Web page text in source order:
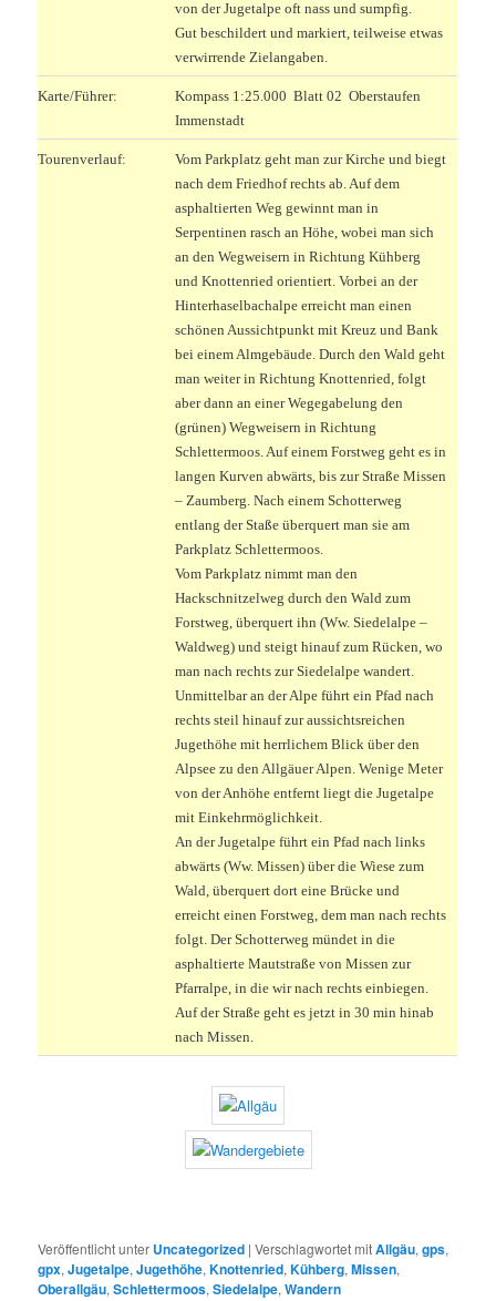
von der Jugetalpe oft nass und sumpfig.
Gut beschildert und markiert, teilweise etwas
verwirrende Zielangaben.
Karte/Führer:
Kompass 1:25.000 Blatt 02 Oberstaufen
Immenstadt
Tourenverlauf:
Vom Parkplatz geht man zur Kirche und biegt
nach dem Friedhof rechts ab. Auf dem
asphaltierten Weg gewinnt man in
Serpentinen rasch an Höhe, wobei man sich
an den Wegweisern in Richtung Kühberg
und Knottenried orientiert. Vorbei an der
Hinterhaselbachalpe erreicht man einen
schönen Aussichtpunkt mit Kreuz und Bank
bei einem Almgebäude. Durch den Wald geht
man weiter in Richtung Knottenried, folgt
aber dann an einer Wegegabelung den
(grünen) Wegweisern in Richtung
Schlettermoos. Auf einem Forstweg geht es in
langen Kurven abwärts, bis zur Straße Missen
– Zaumberg. Nach einem Schotterweg
entlang der Staße überquert man sie am
Parkplatz Schlettermoos.
Vom Parkplatz nimmt man den
Hackschnitzelweg durch den Wald zum
Forstweg, überquert ihn (Ww. Siedelalpe –
Waldweg) und steigt hinauf zum Rücken, wo
man nach rechts zur Siedelalpe wandert.
Unmittelbar an der Alpe führt ein Pfad nach
rechts steil hinauf zur aussichtsreichen
Jugethöhe mit herrlichem Blick über den
Alpsee zu den Allgäuer Alpen. Wenige Meter
von der Anhöhe entfernt liegt die Jugetalpe
mit Einkehrmöglichkeit.
An der Jugetalpe führt ein Pfad nach links
abwärts (Ww. Missen) über die Wiese zum
Wald, überquert dort eine Brücke und
erreicht einen Forstweg, dem man nach rechts
folgt. Der Schotterweg mündet in die
asphaltierte Mautstraße von Missen zur
Pfarralpe, in die wir nach rechts einbiegen.
Auf der Straße geht es jetzt in 30 min hinab
nach Missen.
Veröffentlicht unter Uncategorized |Verschlagwortet mitAllgäu,gps,
gpx,Jugetalpe,Jugethöhe,Knottenried,Kühberg,Missen,
Oberallgäu,Schlettermoos,Siedelalpe,Wandern